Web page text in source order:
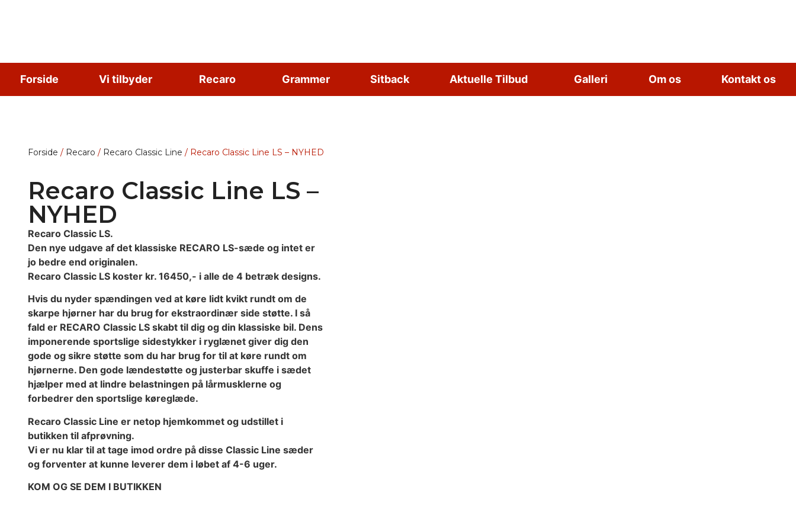
Forside Vi tilbyder Recaro Grammer Sitback Aktuelle Tilbud Galleri Om os Kontakt os
Forside / Recaro / Recaro Classic Line / Recaro Classic Line LS – NYHED
Recaro Classic Line LS –
NYHED
Recaro Classic LS.
Den nye udgave af det klassiske RECARO LS-sæde og intet er
jo bedre end originalen.
Recaro Classic LS koster kr. 16450,- i alle de 4 betræk designs.
Hvis du nyder spændingen ved at køre lidt kvikt rundt om de
skarpe hjørner har du brug for ekstraordinær side støtte. I så
fald er RECARO Classic LS skabt til dig og din klassiske bil. Dens
imponerende sportslige sidestykker i ryglænet giver dig den
gode og sikre støtte som du har brug for til at køre rundt om
hjørnerne. Den gode lændestøtte og justerbar skuffe i sædet
hjælper med at lindre belastningen på lårmusklerne og
forbedrer den sportslige køreglæde.
Recaro Classic Line er netop hjemkommet og udstillet i
butikken til afprøvning.
Vi er nu klar til at tage imod ordre på disse Classic Line sæder
og forventer at kunne leverer dem i løbet af 4-6 uger.
KOM OG SE DEM I BUTIKKEN